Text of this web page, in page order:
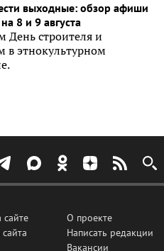
выходные: обзор афиши
8 и 9 августа
День строителя и
в этнокультурном
сайте
О проекте
Написать редакции
Вакансии